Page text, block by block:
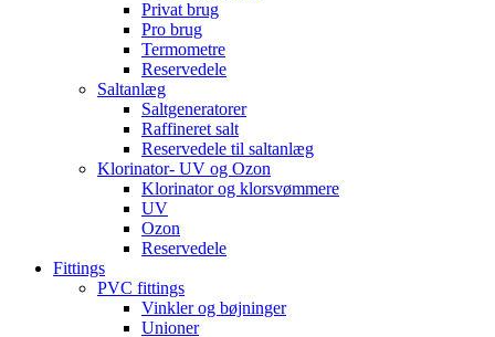
Privat brug
Pro brug
Termometre
Reservedele
Saltanlæg
Saltgeneratorer
Raffineret salt
Reservedele til saltanlæg
Klorinator- UV og Ozon
Klorinator og klorsvømmere
UV
Ozon
Reservedele
Fittings
PVC fittings
Vinkler og bøjninger
Unioner